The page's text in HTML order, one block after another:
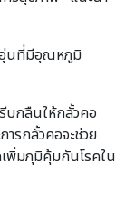
อุ่นที่มีอุณหภูมิ
บกลืนให้กลั้วคอ
ารกลั้วคอจะช่วย
เพิ่มภุมิคุ้มกันโรคใน